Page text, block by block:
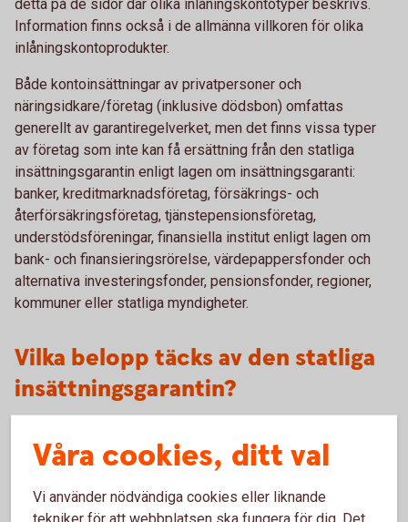
detta på de sidor där olika inlåningskontotyper beskrivs.
Information finns också i de allmänna villkoren för olika
inlåningskontoprodukter.
Både kontoinsättningar av privatpersoner och
näringsidkare/företag (inklusive dödsbon) omfattas
generellt av garantiregelverket, men det finns vissa typer
av företag som inte kan få ersättning från den statliga
insättningsgarantin enligt lagen om insättningsgaranti:
banker, kreditmarknadsföretag, försäkrings- och
återförsäkringsföretag, tjänstepensionsföretag,
understödsföreningar, finansiella institut enligt lagen om
bank- och finansieringsrörelse, värdepappersfonder och
alternativa investeringsfonder, pensionsfonder, regioner,
kommuner eller statliga myndigheter.
Vilka belopp täcks av den statliga
insättningsgarantin?
inlåningskonto upp till 1.150.000 kronor per person och
bank/institut. Alla insättningar hos en bank/institut läggs
samman för att räkna fram vilket belopp en insättare har rätt
till i relation till den banken/institutet. Om en insättare hos
Våra cookies, ditt val
Vi använder nödvändiga cookies eller liknande
tekniker för att webbplatsen ska fungera för dig. Det